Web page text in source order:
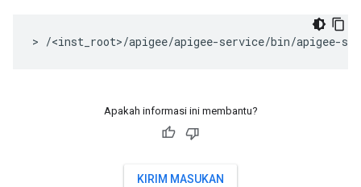
> /<inst_root>/apigee/apigee-service/bin/apigee-
Apakah informasi ini membantu?
KIRIM MASUKAN